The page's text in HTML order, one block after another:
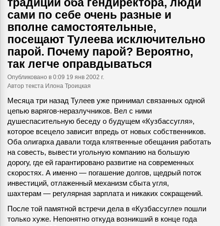
сами по себе очень разные и
вполне самостоятельные,
посещают Тулеева исключительно
парой. Почему парой? Вероятно,
так легче оправдываться
Опубликовано в 0:09 19 янв 2002 г.
Автор текста Илона Троицкая
Месяца три назад Тулеев уже принимал связанных одной
цепью варягов-неразлучников. Вел с ними
душеспасительную беседу о будущем «Кузбассугля»,
которое всецело зависит впредь от новых собственников.
Оба олигарха давали тогда клятвенные обещания работать
на совесть, вывести угольную компанию на большую
дорогу, где ей гарантировано развитие на современных
скоростях. А именно — погашение долгов, щедрый поток
инвестиций, отлаженный механизм сбыта угля,
шахтерам — регулярная зарплата и никаких сокращений.
После той памятной встречи дела в «Кузбассугле» пошли
только хуже. Непонятно откуда возникший в конце года